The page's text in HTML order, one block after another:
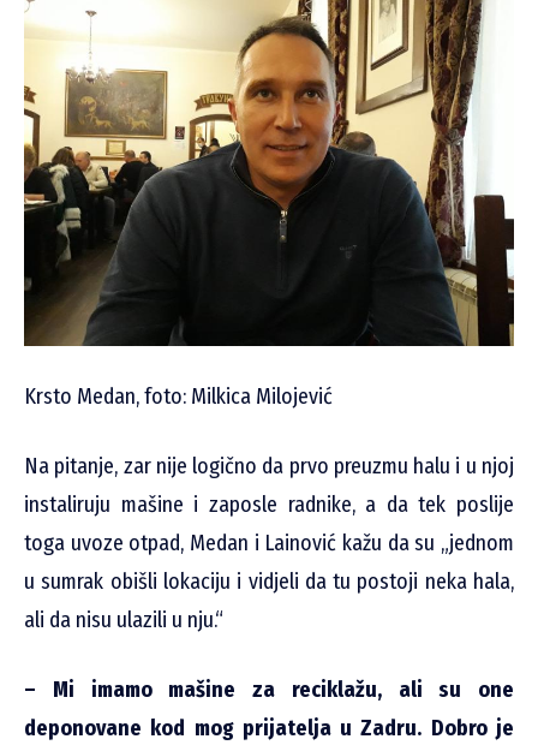
Krsto Medan, foto: Milkica Milojević
Na pitanje, zar nije logično da prvo preuzmu halu i u njoj
instaliruju mašine i zaposle radnike, a da tek poslije
toga uvoze otpad, Medan i Lainović kažu da su „jednom
u sumrak obišli lokaciju i vidjeli da tu postoji neka hala,
ali da nisu ulazili u nju.“
– Mi imamo mašine za reciklažu, ali su one
deponovane kod mog prijatelja u Zadru. Dobro je